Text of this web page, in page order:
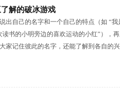
解的破冰游戏
出自己的名字和一个自己的特点（如 “
书的小明旁边的喜欢运动的小红”），
家记住彼此的名字，还能了解到各自的兴